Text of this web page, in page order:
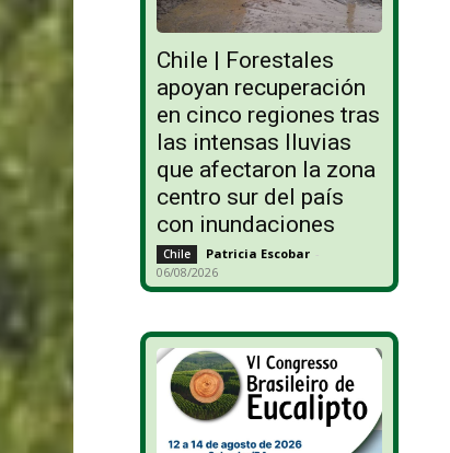
Chile | Forestales
apoyan recuperación
en cinco regiones tras
las intensas lluvias
que afectaron la zona
centro sur del país
con inundaciones
Chile Patricia Escobar -
06/08/2026